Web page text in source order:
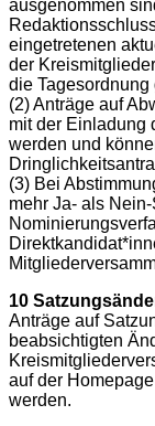
ausgenommen
eingetretenen
der
die
(2) Anträge auf
mit der Einladung
werden und
(3) Bei
mehr Ja- als
10
Anträge auf
beabsichtigten
auf der
werden.